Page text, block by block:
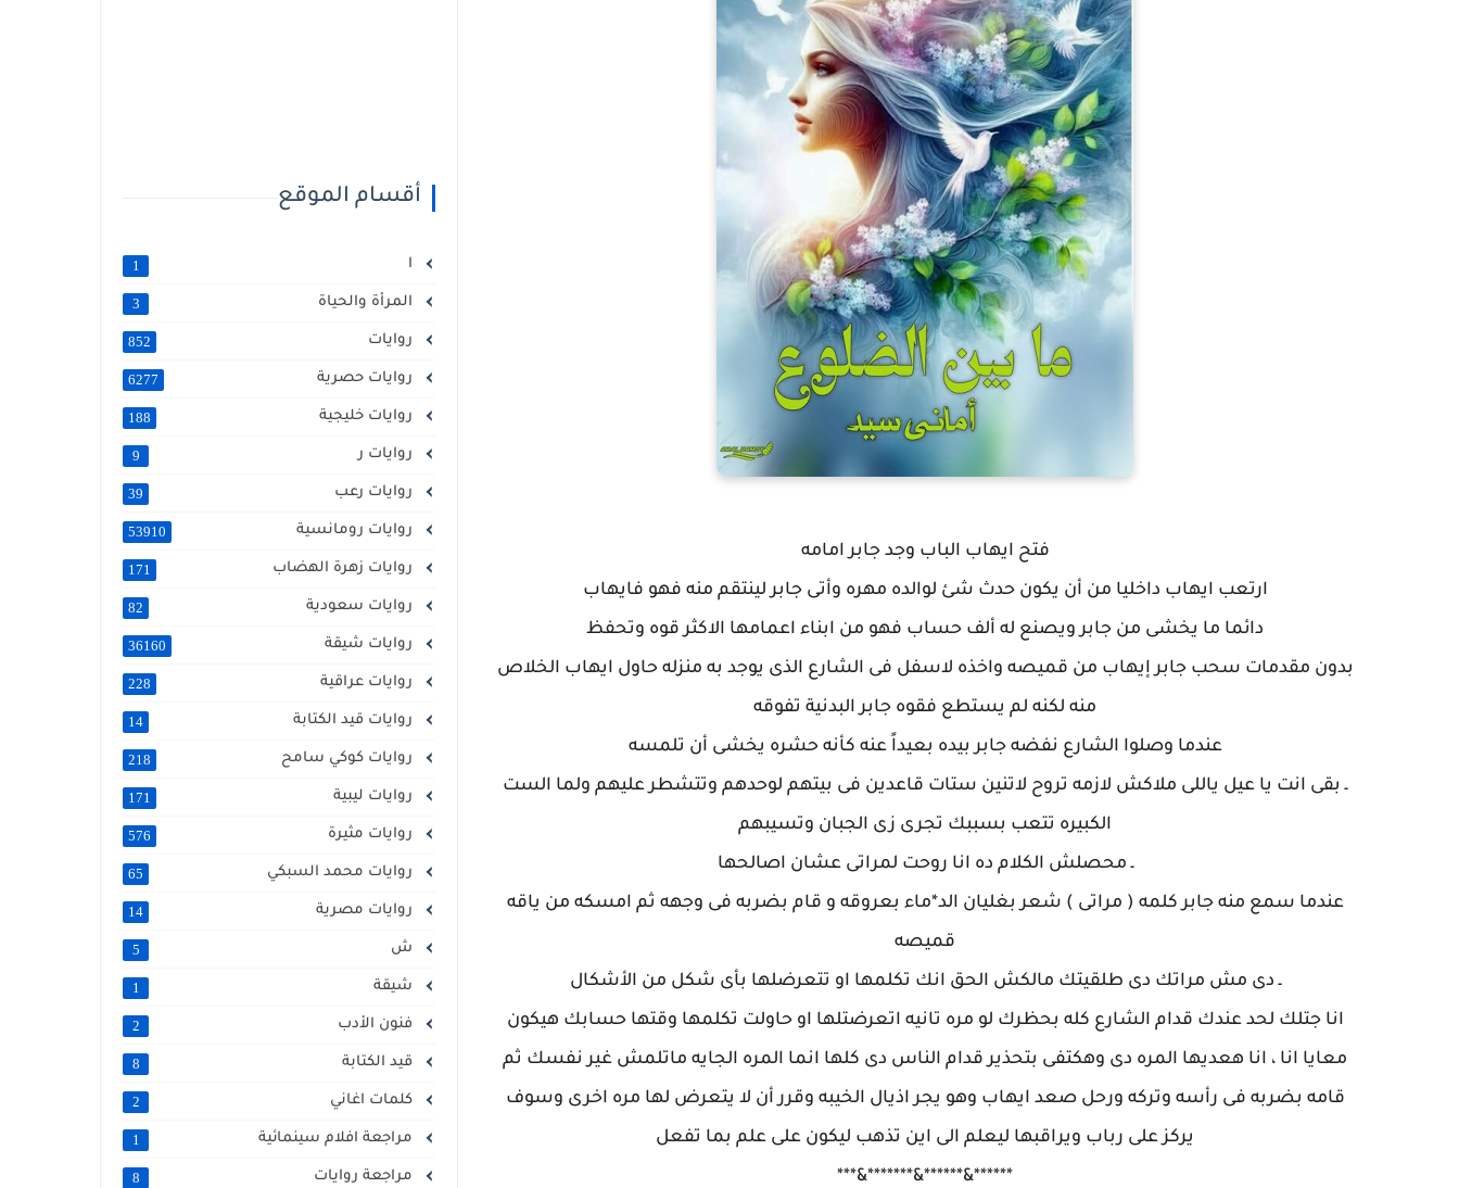
فتح ايهاب الباب وجد جابر امامه
ارتعب ايهاب داخليا من أن يكون حدث شئ لوالده مهره وأتى جابر لينتقم منه فهو فايهاب
دائما ما يخشى من جابر ويصنع له ألف حساب فهو من ابناء اعمامها الاكثر قوه وتحفظ
بدون مقدمات سحب جابر إيهاب من قميصه واخذه لاسفل فى الشارع الذى يوجد به منزله حاول ايهاب الخلاص
منه لكنه لم يستطع فقوه جابر البدنية تفوقه
عندما وصلوا الشارع نفضه جابر بيده بعيداً عنه كأنه حشره يخشى أن تلمسه
ـ بقى انت يا عيل ياللى ملاكش لازمه تروح لاتنين ستات قاعدين فى بيتهم لوحدهم وتتشطر عليهم ولما الست
الكبيره تتعب بسببك تجرى زى الجبان وتسيبهم
ـ محصلش الكلام ده انا روحت لمراتى عشان اصالحها
عندما سمع منه جابر كلمه ( مراتى ) شعر بغليان الد*ماء بعروقه و قام بضربه فى وجهه ثم امسكه من ياقه
قميصه
ـ دى مش مراتك دى طلقيتك مالكش الحق انك تكلمها او تتعرضلها بأى شكل من الأشكال
انا جتلك لحد عندك قدام الشارع كله بحظرك لو مره تانيه اتعرضتلها او حاولت تكلمها وقتها حسابك هيكون
معايا انا ، انا هعديها المره دى وهكتفى بتحذير قدام الناس دى كلها انما المره الجايه ماتلمش غير نفسك ثم
قامه بضربه فى رأسه وتركه ورحل صعد ايهاب وهو يجر اذيال الخيبه وقرر أن لا يتعرض لها مره اخرى وسوف
يركز على رباب ويراقبها ليعلم الى اين تذهب ليكون على علم بما تفعل
******&******&*******&***
أقسام الموقع
ا 1
المرأة والحياة 3
روايات 852
روايات حصرية 6277
روايات خليجية 188
روايات ر 9
روايات رعب 39
روايات رومانسية 53910
روايات زهرة الهضاب 171
روايات سعودية 82
روايات شيقة 36160
روايات عراقية 228
روايات قيد الكتابة 14
روايات كوكي سامح 218
روايات ليبية 171
روايات مثيرة 576
روايات محمد السبكي 65
روايات مصرية 14
ش 5
شيقة 1
فنون الأدب 2
قيد الكتابة 8
كلمات اغاني 2
مراجعة افلام سينمائية 1
مراجعة روايات 8